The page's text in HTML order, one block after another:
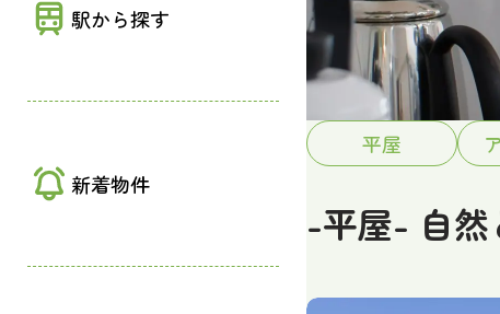
駅から探す
新着物件
平屋
-平屋- 自然